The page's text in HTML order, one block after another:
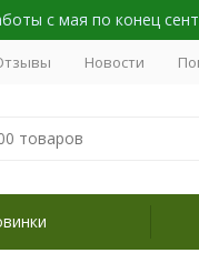
с мая по конец
Новости